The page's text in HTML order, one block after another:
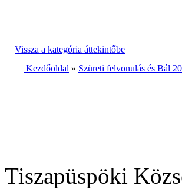
Vissza a kategória áttekintőbe
Kezdőoldal » Szüreti felvonulás és Bál
Tiszapüspöki